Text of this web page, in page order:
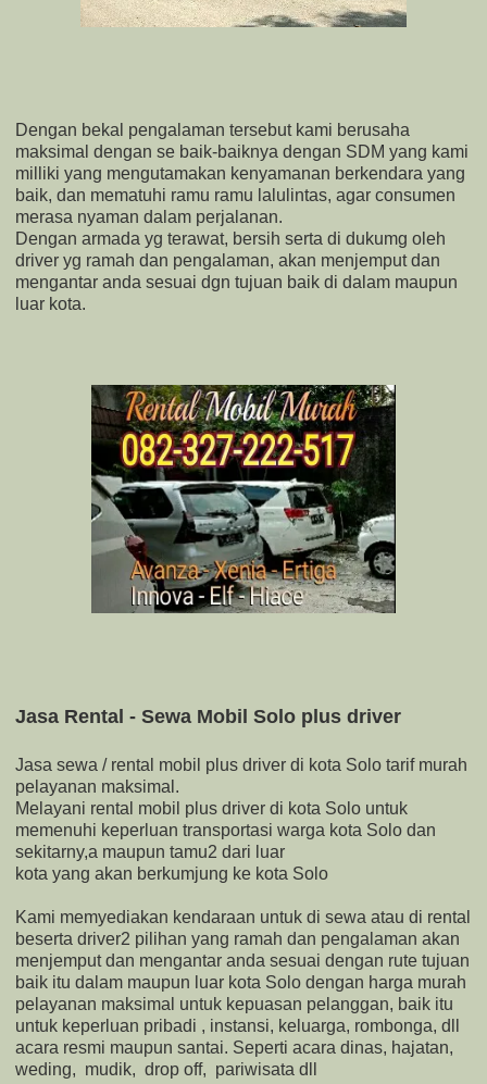
Dengan bekal pengalaman tersebut kami berusaha
maksimal dengan se baik-baiknya dengan SDM yang kami
milliki yang mengutamakan kenyamanan berkendara yang
baik, dan mematuhi ramu ramu lalulintas, agar consumen
merasa nyaman dalam perjalanan.
Dengan armada yg terawat, bersih serta di dukumg oleh
driver yg ramah dan pengalaman, akan menjemput dan
mengantar anda sesuai dgn tujuan baik di dalam maupun
luar kota.
Jasa Rental - Sewa Mobil Solo plus driver
Jasa sewa / rental mobil plus driver di kota Solo tarif murah
pelayanan maksimal.
Melayani rental mobil plus driver di kota Solo untuk
memenuhi keperluan transportasi warga kota Solo dan
sekitarny,a maupun tamu2 dari luar
kota yang akan berkumjung ke kota Solo
Kami memyediakan kendaraan untuk di sewa atau di rental
beserta driver2 pilihan yang ramah dan pengalaman akan
menjemput dan mengantar anda sesuai dengan rute tujuan
baik itu dalam maupun luar kota Solo dengan harga murah
pelayanan maksimal untuk kepuasan pelanggan, baik itu
untuk keperluan pribadi , instansi, keluarga, rombonga, dll
acara resmi maupun santai. Seperti acara dinas, hajatan,
weding, mudik, drop off, pariwisata dll